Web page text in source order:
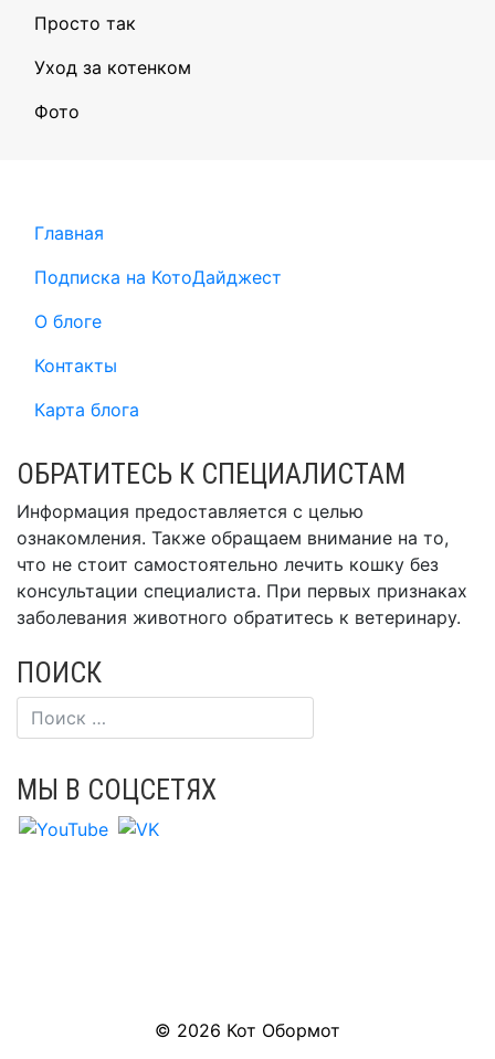
Просто так
Уход за котенком
Фото
Главная
Подписка на КотоДайджест
О блоге
Контакты
Карта блога
ОБРАТИТЕСЬ К СПЕЦИАЛИСТАМ
Информация предоставляется с целью
ознакомления. Также обращаем внимание на то,
что не стоит самостоятельно лечить кошку без
консультации специалиста. При первых признаках
заболевания животного обратитесь к ветеринару.
ПОИСК
МЫ В СОЦСЕТЯХ
© 2026 Кот Обормот